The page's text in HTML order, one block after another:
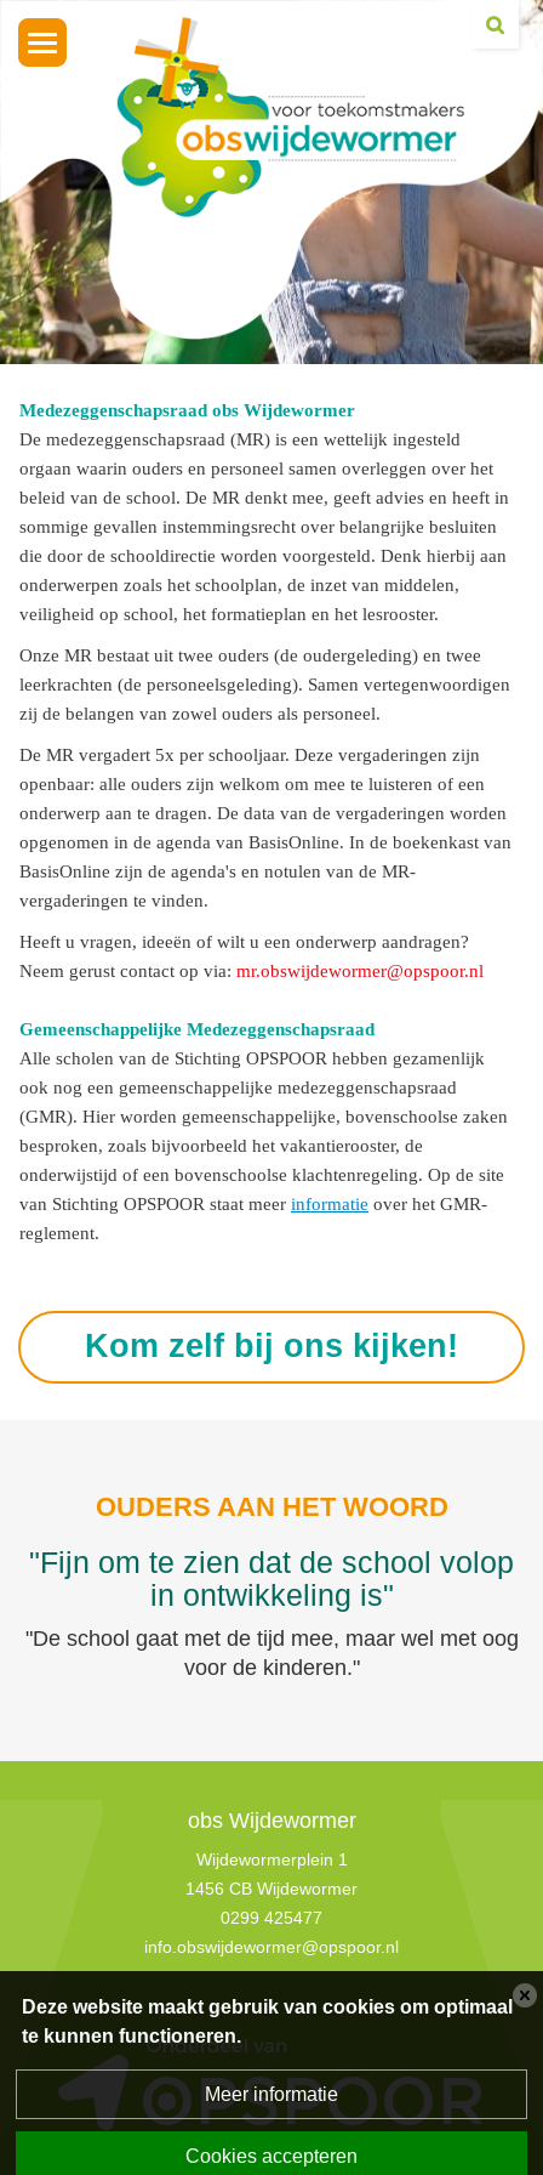
Toggle
Medezeggenschapsraad obs Wijdewormer
De medezeggenschapsraad (MR) is een wettelijk ingesteld
orgaan waarin ouders en personeel samen overleggen over het
beleid van de school. De MR denkt mee, geeft advies en heeft in
sommige gevallen instemmingsrecht over belangrijke besluiten
die door de schooldirectie worden voorgesteld. Denk hierbij aan
onderwerpen zoals het schoolplan, de inzet van middelen,
veiligheid op school, het formatieplan en het lesrooster.
Onze MR bestaat uit twee ouders (de oudergeleding) en twee
leerkrachten (de personeelsgeleding). Samen vertegenwoordigen
zij de belangen van zowel ouders als personeel.
De MR vergadert 5x per schooljaar. Deze vergaderingen zijn
openbaar: alle ouders zijn welkom om mee te luisteren of een
onderwerp aan te dragen. De data van de vergaderingen worden
opgenomen in de agenda van BasisOnline. In de boekenkast van
BasisOnline zijn de agenda's en notulen van de MR-
vergaderingen te vinden.
Heeft u vragen, ideeën of wilt u een onderwerp aandragen?
Neem gerust contact op via: mr.obswijdewormer@opspoor.nl
Gemeenschappelijke Medezeggenschapsraad
Alle scholen van de Stichting OPSPOOR hebben gezamenlijk
ook nog een gemeenschappelijke medezeggenschapsraad
(GMR). Hier worden gemeenschappelijke, bovenschoolse zaken
besproken, zoals bijvoorbeeld het vakantierooster, de
onderwijstijd of een bovenschoolse klachtenregeling. Op de site
van Stichting OPSPOOR staat meer informatie over het GMR-
reglement.
Kom zelf bij ons kijken!
OUDERS AAN HET WOORD
"Fijn om te zien dat de school volop
in ontwikkeling is"
"De school gaat met de tijd mee, maar wel met oog
voor de kinderen."
obs Wijdewormer
Wijdewormerplein 1
1456 CB Wijdewormer
0299 425477
info.obswijdewormer@opspoor.nl
Deze website maakt gebruik van cookies om optimaal
te kunnen functioneren.
Meer informatie
Cookies accepteren